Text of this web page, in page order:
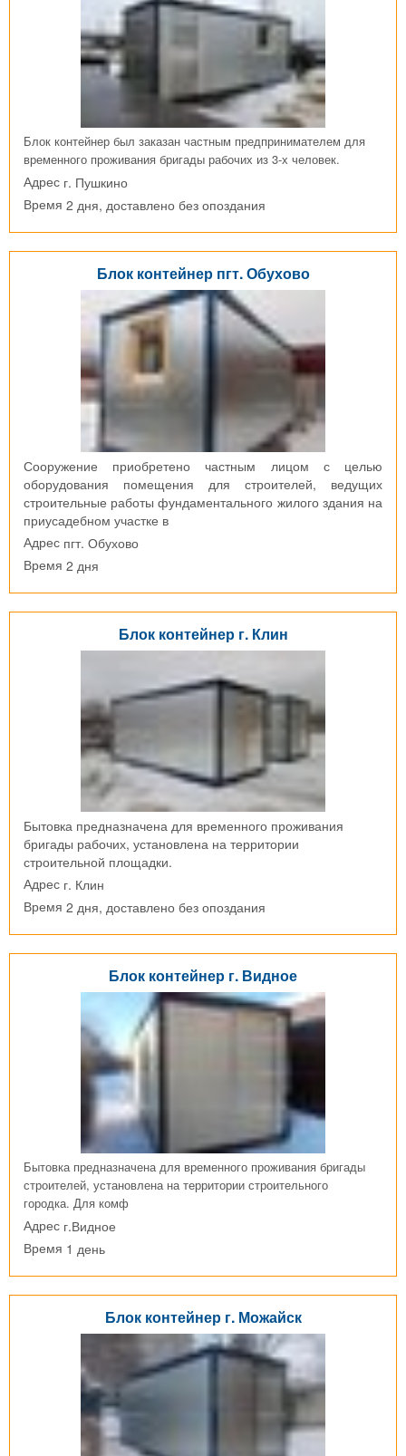
Блок контейнер был заказан частным предпринимателем для
временного проживания бригады рабочих из 3-х человек.
Адрес г. Пушкино
Время 2 дня, доставлено без опоздания
Блок контейнер пгт. Обухово
Сооружение приобретено частным лицом с целью
оборудования помещения для строителей, ведущих
строительные работы фундаментального жилого здания на
приусадебном участке в
Адрес пгт. Обухово
Время 2 дня
Блок контейнер г. Клин
Бытовка предназначена для временного проживания
бригады рабочих, установлена на территории
строительной площадки.
Адрес г. Клин
Время 2 дня, доставлено без опоздания
Блок контейнер г. Видное
Бытовка предназначена для временного проживания бригады
строителей, установлена на территории строительного
городка. Для комф
Адрес г.Видное
Время 1 день
Блок контейнер г. Можайск